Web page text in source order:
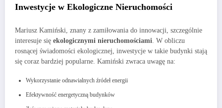
Inwestycje w Ekologiczne Nieruchomości
Mariusz Kamiński, znany z zamiłowania do innowacji, szczególnie
interesuje się ekologicznymi nieruchomościami . W obliczu
rosnącej świadomości ekologicznej, inwestycje w takie budynki stają
się coraz bardziej popularne. Kamiński zwraca uwagę na:
Wykorzystanie odnawialnych źródeł energii
Efektywność energetyczną budynków